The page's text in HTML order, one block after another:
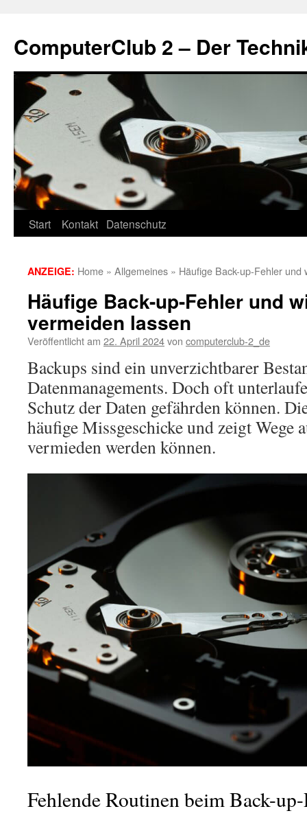
springen
ComputerClub 2 – Der
Start Kontakt Datenschutz
ANZEIGE: Home » Allgemeines » Häufige Back-up-Fehler und
Häufige Back-up-Fehler und
vermeiden lassen
Veröffentlicht am 22. April 2024von computerclub-2_de
Backups sind ein unverzichtbarer
Datenmanagements. Doch oft
Schutz der Daten gefährden können.
häufige Missgeschicke und zeigt Wege
vermieden werden können.
Fehlende Routinen beim Back-up-